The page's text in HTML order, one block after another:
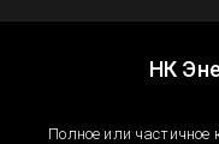
НК
Полное или